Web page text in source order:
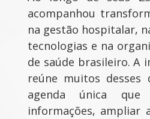
acompanhou
na gestão hospitalar,
tecnologias e na
de saúde brasileiro. A
reúne muitos desses
agenda única que
informações, ampliar